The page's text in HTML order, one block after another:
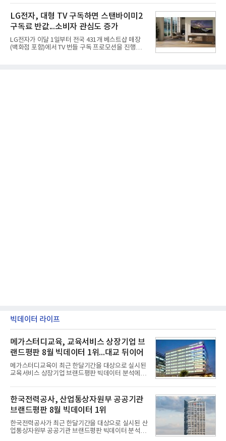
은 4884억
는 2035년까지 총 15GW(기가와트) 규모의 AI DC를
구축하겠다는 대형 청사진을 제시하면서다. 이에 따
라 경쟁 구도 역시 이동통신사인 KT, LG유플러스를
넘어 네이버, 삼성SDS 등 IT 인프라 기업으로 확장되
고 있다.7일 SK텔레콤에 따르면 회사는 올해 2분기
연결 기준 매출 4조 3591억원, 영업이익 5660억원을
기록했다. 매출은 전년 동기 대비 0.5%, 영업이익은
LG전자, 대형 TV 구독하면 스탠바이미2
구독료 반값...소비자 관심도 증가
LG전자가 이달 1일부터 전국 431개 베스트샵 매장
(백화점 포함)에서 TV 번들 구독 프로모션을 진행하고
빅데이터 라이프
메가스터디교육, 교육서비스 상장기업 브
랜드평판 8월 빅데이터 1위...대교 뒤이어
메가스터디교육이 최근 한달기간을 대상으로 실시된
교육서비스 상장기업 브랜드평판 빅데이터 분석에서
일 한국기업평판연구소(소장 구창환)는 국내 교육서
비스 상장기업 브랜드를 대상으로 지난 7월 7일부터
8월 7일까지 수집된 소비자 빅데이터 10,074,233건
을 분석한 결과, 메가스터디교육이 브랜드평판지수
1,710,926을 기록하며 8월 1위에 올랐다고 밝혔다.
분석에 활용된 빅데이터는 지난 7월(9,491,206건) 대
비 6.14% 증가한 수치로, 교육서비스 상장기업 브랜
한국전력공사, 산업통상자원부 공공기관
브랜드평판 8월 빅데이터 1위
한국전력공사가 최근 한달기간을 대상으로 실시된 산
업통상자원부 공공기관 브랜드평판 빅데이터 분석에